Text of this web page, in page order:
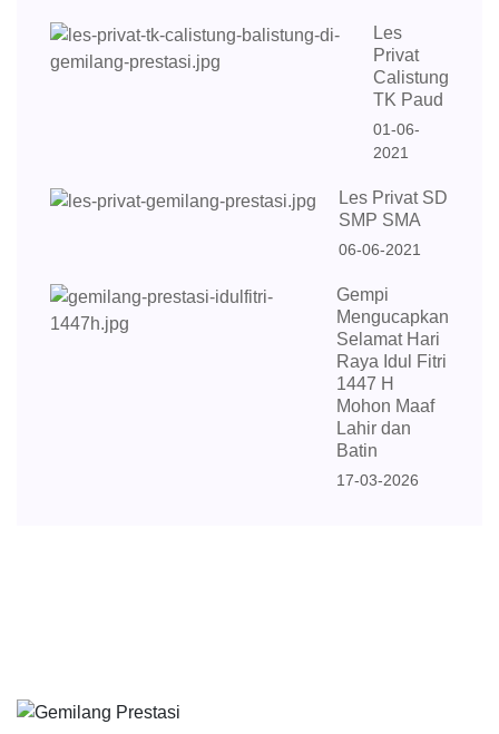
Les
Privat
Calistung
TK Paud
01-06-
2021
Les Privat SD
SMP SMA
06-06-2021
Gempi
Mengucapkan
Selamat Hari
Raya Idul Fitri
1447 H
Mohon Maaf
Lahir dan
Batin
17-03-2026